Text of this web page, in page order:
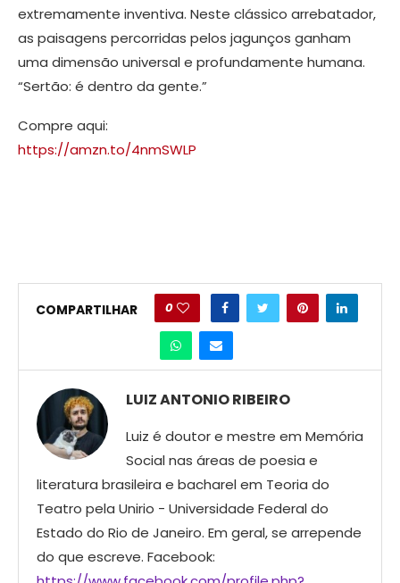
extremamente inventiva. Neste clássico arrebatador,
as paisagens percorridas pelos jagunços ganham
uma dimensão universal e profundamente humana.
“Sertão: é dentro da gente.”
Compre aqui:
https://amzn.to/4nmSWLP
COMPARTILHAR 0
LUIZ ANTONIO RIBEIRO
Luiz é doutor e mestre em Memória
Social nas áreas de poesia e
literatura brasileira e bacharel em Teoria do
Teatro pela Unirio - Universidade Federal do
Estado do Rio de Janeiro. Em geral, se arrepende
do que escreve. Facebook: